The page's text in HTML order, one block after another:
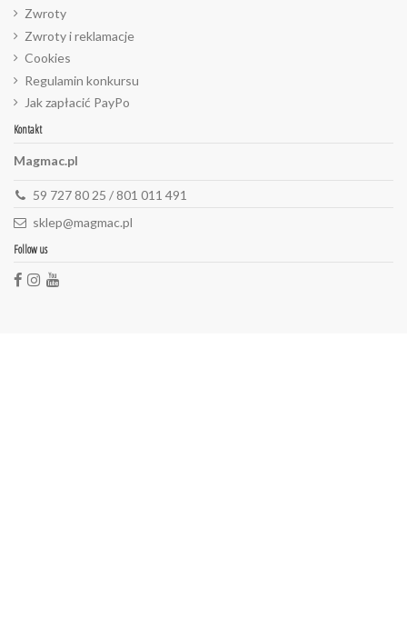
Zwroty
Zwroty i reklamacje
Cookies
Regulamin konkursu
Jak zapłacić PayPo
Kontakt
Magmac.pl
59 727 80 25 / 801 011 491
sklep@magmac.pl
Follow us